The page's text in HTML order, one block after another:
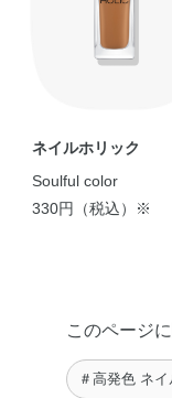
ネイルホリック
Soulful color
330円（税込）※
このページ
＃高発色 ネ